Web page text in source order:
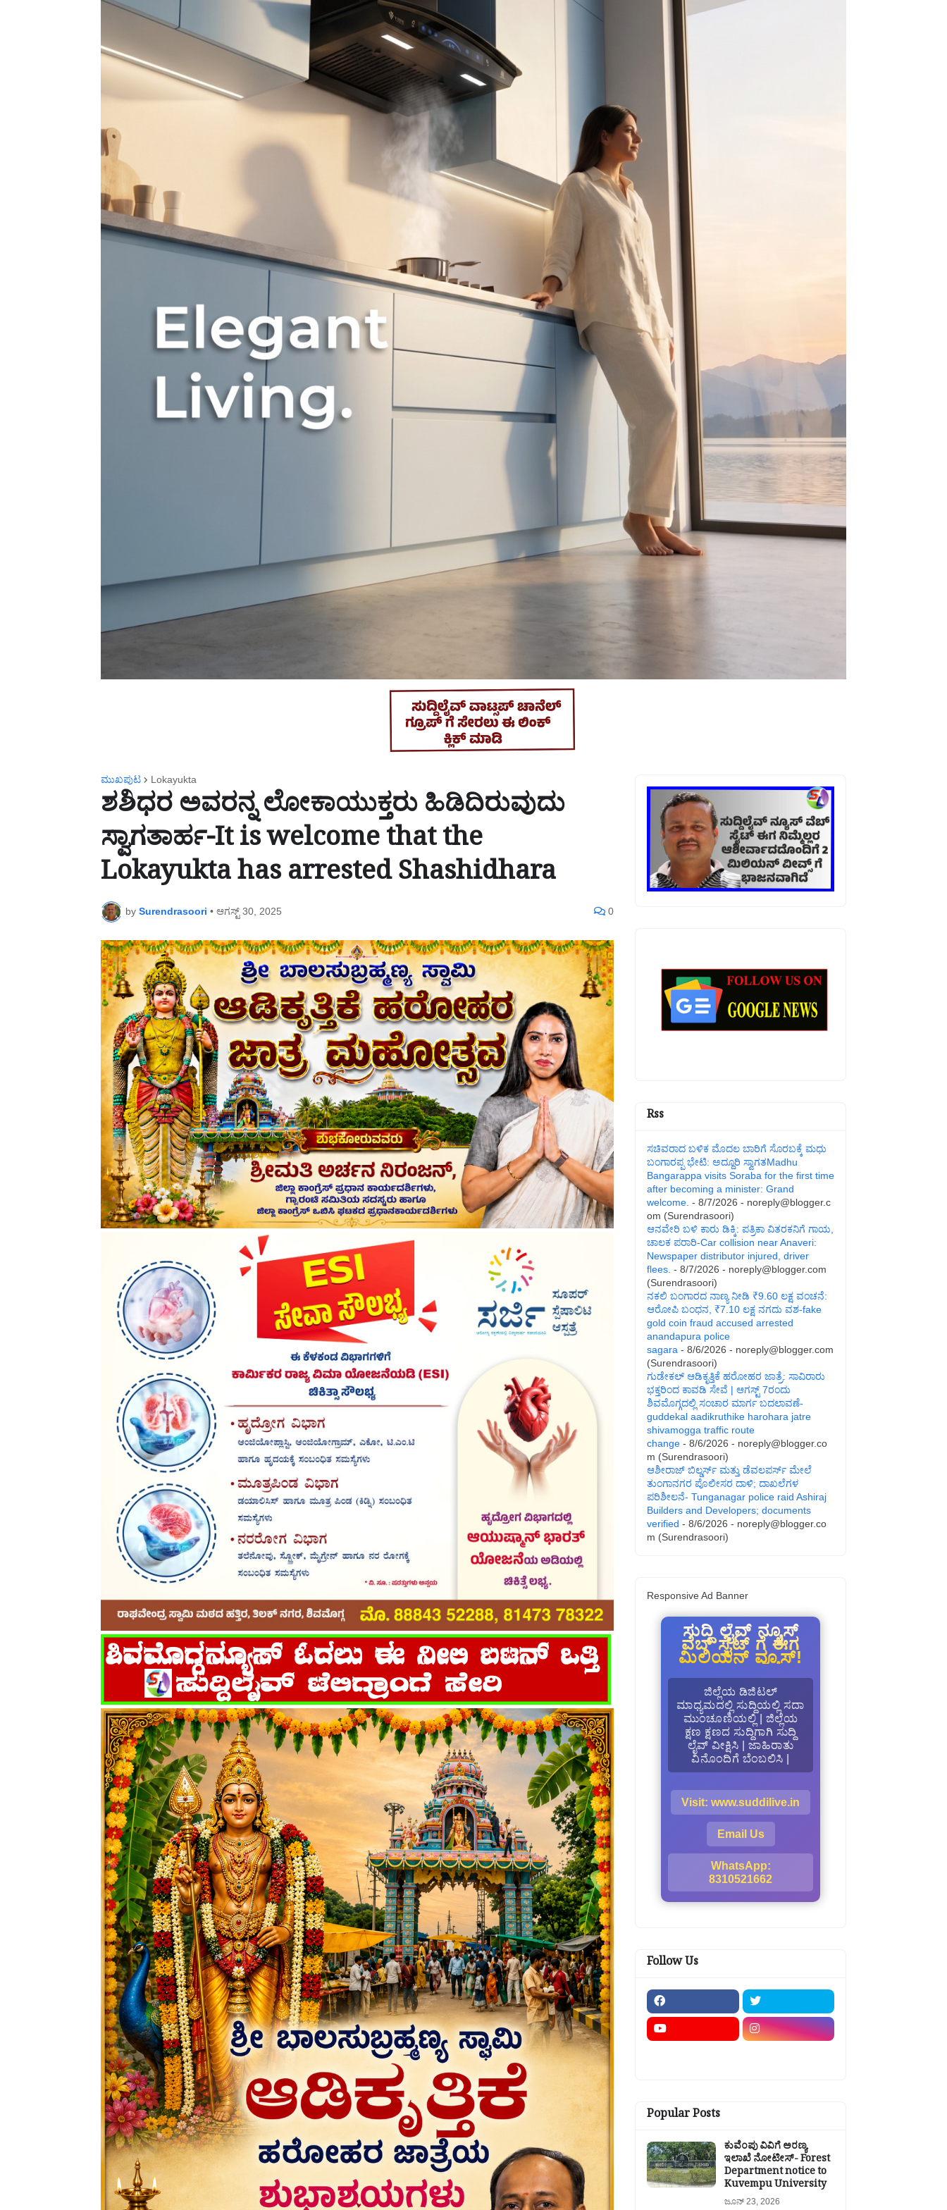
ಮುಖಪುಟ Lokayukta
ಶಶಿಧರ ಅವರನ್ನ ಲೋಕಾಯುಕ್ತರು ಹಿಡಿದಿರುವುದು
ಸ್ವಾಗತಾರ್ಹ-It is welcome that the
Lokayukta has arrested Shashidhara
by Surendrasoori • ಆಗಸ್ಟ್ 30, 2025 0
Rss
ಸಚಿವರಾದ ಬಳಿಕ ಮೊದಲ ಬಾರಿಗೆ ಸೊರಬಕ್ಕೆ ಮಧು
ಬಂಗಾರಪ್ಪ ಭೇಟಿ: ಅದ್ದೂರಿ ಸ್ವಾಗತMadhu
Bangarappa visits Soraba for the first time
after becoming a minister: Grand
welcome. - 8/7/2026 - noreply@blogger.c
om (Surendrasoori)
ಆನವೇರಿ ಬಳಿ ಕಾರು ಡಿಕ್ಕಿ: ಪತ್ರಿಕಾ ವಿತರಕನಿಗೆ ಗಾಯ,
ಚಾಲಕ ಪರಾರಿ-Car collision near Anaveri:
Newspaper distributor injured, driver
flees. - 8/7/2026 - noreply@blogger.com
(Surendrasoori)
ನಕಲಿ ಬಂಗಾರದ ನಾಣ್ಯ ನೀಡಿ ₹9.60 ಲಕ್ಷ ವಂಚನೆ:
ಆರೋಪಿ ಬಂಧನ, ₹7.10 ಲಕ್ಷ ನಗದು ವಶ-fake
gold coin fraud accused arrested
anandapura police
sagara - 8/6/2026 - noreply@blogger.com
(Surendrasoori)
ಗುಡೇಕಲ್ ಆಡಿಕೃತ್ತಿಕೆ ಹರೋಹರ ಜಾತ್ರೆ: ಸಾವಿರಾರು
ಭಕ್ತರಿಂದ ಕಾವಡಿ ಸೇವೆ | ಆಗಸ್ಟ್ 7ರಂದು
ಶಿವಮೊಗ್ಗದಲ್ಲಿ ಸಂಚಾರ ಮಾರ್ಗ ಬದಲಾವಣೆ-
guddekal aadikruthike harohara jatre
shivamogga traffic route
change - 8/6/2026 - noreply@blogger.co
m (Surendrasoori)
ಆಶೀರಾಜ್ ಬಿಲ್ಡರ್ಸ್ ಮತ್ತು ಡೆವಲಪರ್ಸ್ ಮೇಲೆ
ತುಂಗಾನಗರ ಪೊಲೀಸರ ದಾಳಿ; ದಾಖಲೆಗಳ
ಪರಿಶೀಲನೆ- Tunganagar police raid Ashiraj
Builders and Developers; documents
verified - 8/6/2026 - noreply@blogger.co
m (Surendrasoori)
Responsive Ad Banner
ಸುದ್ದಿ ಲೈವ್ ನ್ಯೂಸ್
ವೆಬ್ ಸೈಟ್ ಗೆ ಈಗ
ಮಿಲಿಯನ್ ವ್ಯೂಸ್!
ಜಿಲ್ಲೆಯ ಡಿಜಿಟಲ್
ಮಾಧ್ಯಮದಲ್ಲಿ ಸುದ್ದಿಯಲ್ಲಿ ಸದಾ
ಮುಂಚೂಣಿಯಲ್ಲಿ | ಜಿಲ್ಲೆಯ
ಕ್ಷಣ ಕ್ಷಣದ ಸುದ್ದಿಗಾಗಿ ಸುದ್ದಿ
ಲೈವ್ ವೀಕ್ಷಿಸಿ | ಜಾಹಿರಾತು
ವಿನೊಂದಿಗೆ ಬೆಂಬಲಿಸಿ |
Visit: www.suddilive.in
Email Us
WhatsApp:
8310521662
Follow Us
Popular Posts
ಕುವೆಂಪು ವಿವಿಗೆ ಅರಣ್ಯ
ಇಲಾಖೆ ನೋಟೀಸ್- Forest
Department notice to
Kuvempu University
ಜೂನ್ 23, 2026